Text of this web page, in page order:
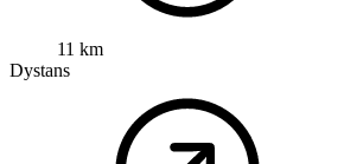
11 km
Dystans